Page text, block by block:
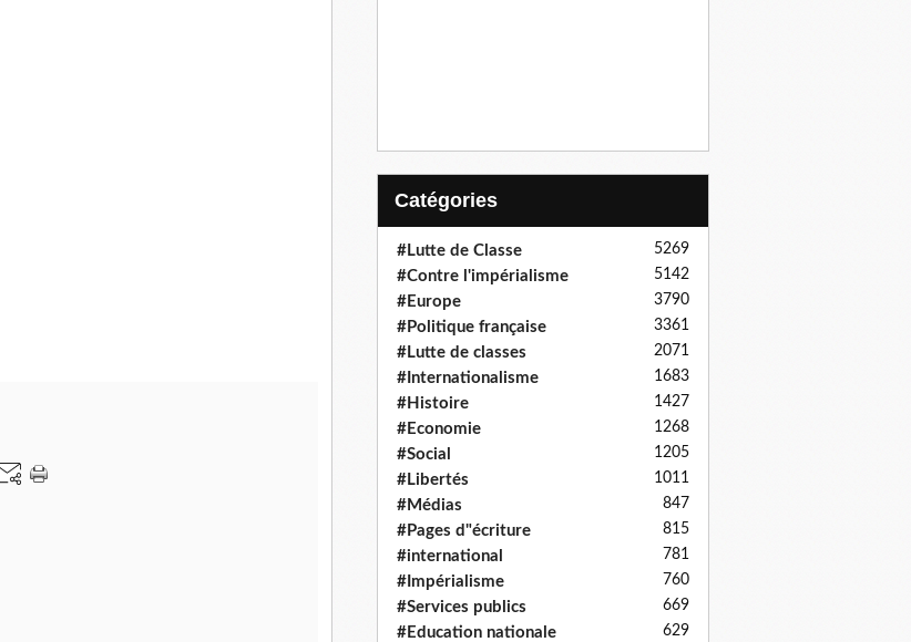
Catégories
#Lutte de Classe 5269
#Contre l'impérialisme 5142
#Europe 3790
#Politique française 3361
#Lutte de classes 2071
#Internationalisme 1683
#Histoire 1427
#Economie 1268
#Social 1205
#Libertés 1011
#Médias 847
#Pages d"écriture 815
#international 781
#Impérialisme 760
#Services publics 669
#Education nationale 629